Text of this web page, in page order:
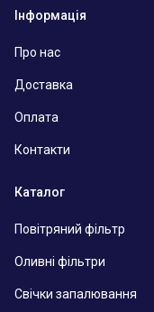
Інформація
Про нас
Доставка
Оплата
Контакти
Каталог
Повітряний фільтр
Оливні фільтри
Свічки запалювання